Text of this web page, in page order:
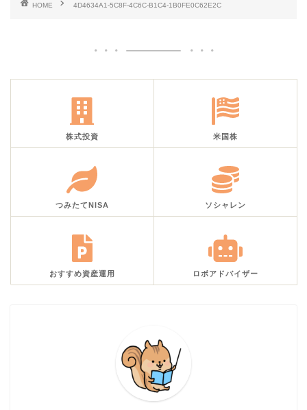
HOME 4D4634A1-5C8F-4C6C-B1C4-1B0FE0C62E2C
株式投資 米国株
つみたてNISA ソシャレン
おすすめ資産運用 ロボアドバイザー